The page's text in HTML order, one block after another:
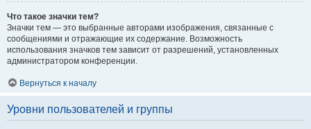
Что такое значки тем?
Значки тем — это выбранные авторами изображения, связанные с
сообщениями и отражающие их содержание. Возможность
использования значков тем зависит от разрешений, установленных
администратором конференции.
Вернуться к началу
Уровни пользователей и группы